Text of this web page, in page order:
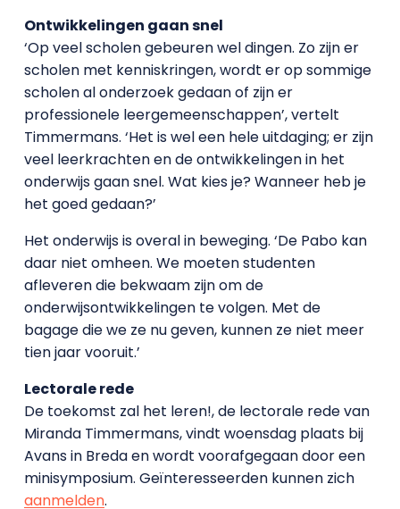
Ontwikkelingen gaan snel
‘Op veel scholen gebeuren wel dingen. Zo zijn er
scholen met kenniskringen, wordt er op sommige
scholen al onderzoek gedaan of zijn er
professionele leergemeenschappen’, vertelt
Timmermans. ‘Het is wel een hele uitdaging; er zijn
veel leerkrachten en de ontwikkelingen in het
onderwijs gaan snel. Wat kies je? Wanneer heb je
het goed gedaan?’
Het onderwijs is overal in beweging. ‘De Pabo kan
daar niet omheen. We moeten studenten
afleveren die bekwaam zijn om de
onderwijsontwikkelingen te volgen. Met de
bagage die we ze nu geven, kunnen ze niet meer
tien jaar vooruit.’
Lectorale rede
De toekomst zal het leren!, de lectorale rede van
Miranda Timmermans, vindt woensdag plaats bij
Avans in Breda en wordt voorafgegaan door een
minisymposium. Geïnteresseerden kunnen zich
aanmelden.